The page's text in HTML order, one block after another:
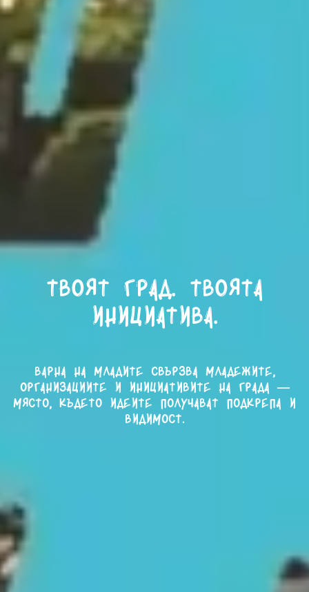
Твоят град. Твоята
инициатива.
Варна на младите свързва младежите,
организациите и инициативите на града —
място, където идеите получават подкрепа и
видимост.